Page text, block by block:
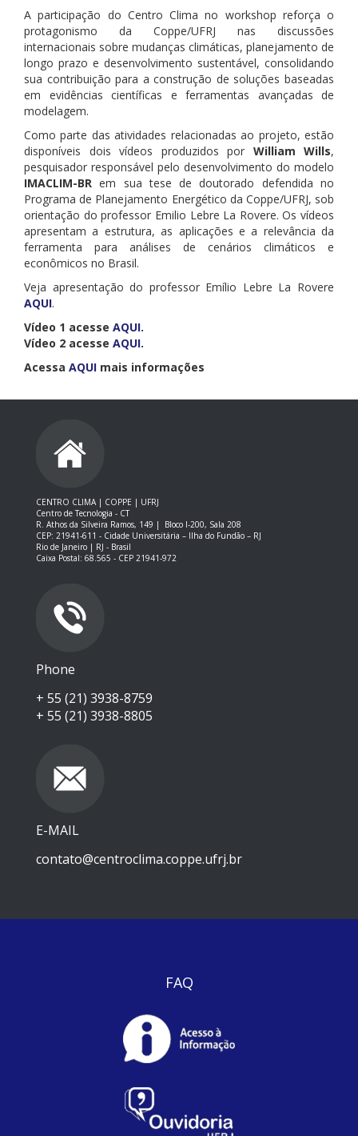
A participação do Centro Clima no workshop reforça o
protagonismo da Coppe/UFRJ nas discussões
internacionais sobre mudanças climáticas, planejamento de
longo prazo e desenvolvimento sustentável, consolidando
sua contribuição para a construção de soluções baseadas
em evidências científicas e ferramentas avançadas de
modelagem.
Como parte das atividades relacionadas ao projeto, estão
disponíveis dois vídeos produzidos por William Wills,
pesquisador responsável pelo desenvolvimento do modelo
IMACLIM-BR em sua tese de doutorado defendida no
Programa de Planejamento Energético da Coppe/UFRJ, sob
orientação do professor Emilio Lebre La Rovere. Os vídeos
apresentam a estrutura, as aplicações e a relevância da
ferramenta para análises de cenários climáticos e
econômicos no Brasil.
Veja apresentação do professor Emílio Lebre La Rovere
AQUI.
Vídeo 1 acesse AQUI.
Vídeo 2 acesse AQUI.
Acessa AQUI mais informações
CENTRO CLIMA | COPPE | UFRJ
Centro de Tecnologia - CT
R. Athos da Silveira Ramos, 149 |
Bloco I-200, Sala 208
CEP: 21941-611 - Cidade Universitária – Ilha do Fundão – RJ
Rio de Janeiro | RJ - Brasil
Caixa Postal: 68.565 - CEP 21941-972
Phone
+ 55 (21) 3938-8759
+ 55 (21) 3938-8805
E-MAIL
contato@centroclima.coppe.ufrj.br
FAQ